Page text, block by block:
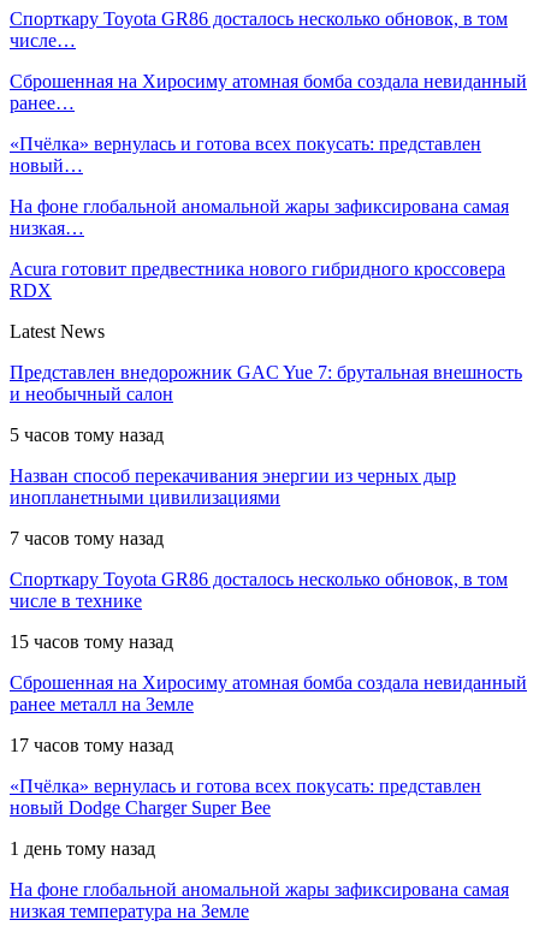
Спорткару Toyota GR86 досталось несколько обновок, в том
числе…
Сброшенная на Хиросиму атомная бомба создала невиданный
ранее…
«Пчёлка» вернулась и готова всех покусать: представлен
новый…
На фоне глобальной аномальной жары зафиксирована самая
низкая…
Acura готовит предвестника нового гибридного кроссовера
RDX
Latest News
Представлен внедорожник GAC Yue 7: брутальная внешность
и необычный салон
5 часов тому назад
Назван способ перекачивания энергии из черных дыр
инопланетными цивилизациями
7 часов тому назад
Спорткару Toyota GR86 досталось несколько обновок, в том
числе в технике
15 часов тому назад
Сброшенная на Хиросиму атомная бомба создала невиданный
ранее металл на Земле
17 часов тому назад
«Пчёлка» вернулась и готова всех покусать: представлен
новый Dodge Charger Super Bee
1 день тому назад
На фоне глобальной аномальной жары зафиксирована самая
низкая температура на Земле